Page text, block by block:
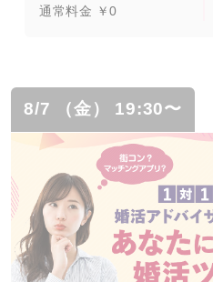
通常料金 ￥0
8/7 （金） 19:30〜